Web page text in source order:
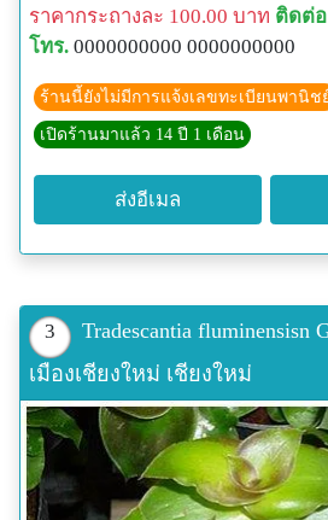
ราคากระถางละ 100.00 บาท ติดต่อ
โทร. 0000000000 0000000000
ร้านนี้ยังไม่มีการแจ้งเลขทะเบียนพานิช
เปิดร้านมาแล้ว 14 ปี 1 เดือน
ส่งอีเมล
3
Tradescantia
เมืองเชียงใหม่ เชียงใหม่